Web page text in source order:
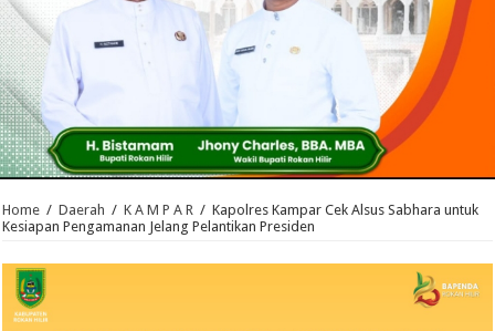
Home / Daerah / K A M P A R / Kapolres Kampar Cek Alsus Sabhara untuk
Kesiapan Pengamanan Jelang Pelantikan Presiden